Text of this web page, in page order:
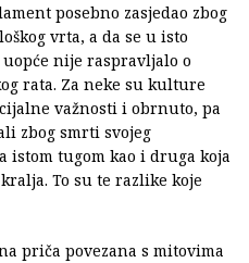
posebno zasjedao zbog
vrta, a da se u isto
nije raspravljalo o
rata. Za neke su kulture
važnosti i obrnuto, pa
zbog smrti svojeg
istom tugom kao i druga koja
To su te razlike koje
priča povezana s mitovima